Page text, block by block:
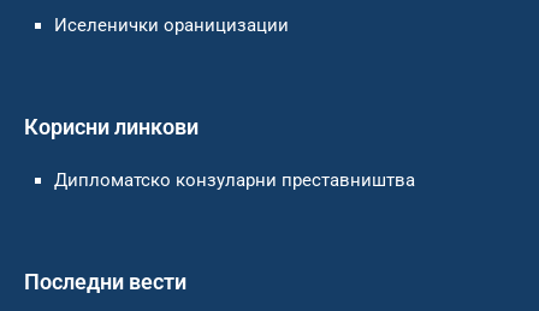
Иселенички ораницизации
Корисни линкови
Дипломатско конзуларни преставништва
Последни вести